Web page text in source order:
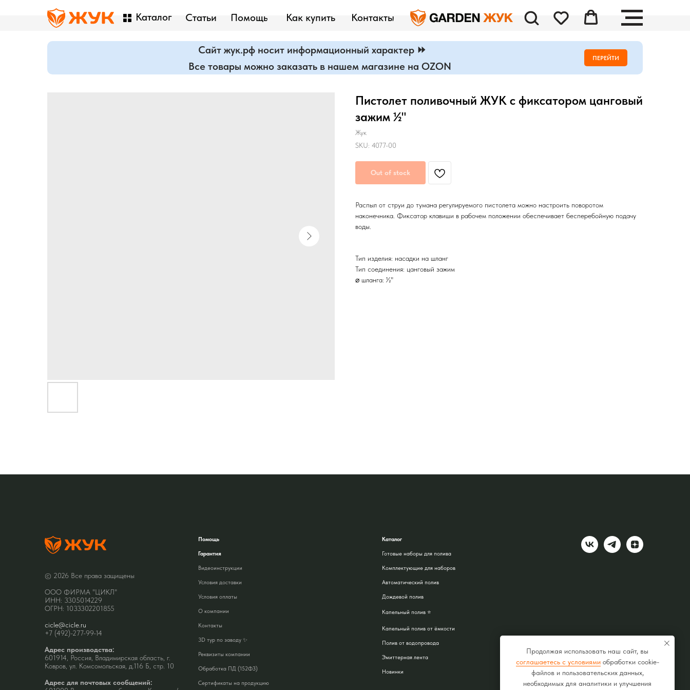
Помощь
Статьи Контакты
Каталог Как купить
Сайт жук.рф носит информационный характер ⏩
Все товары можно заказать в нашем магазине на OZON
ПЕРЕЙТИ
Пистолет поливочный ЖУК с фиксатором цанговый
зажим ½"
Жук
SKU: 4077-00
Out of stock
Распыл от струи до тумана регулируемого пистолета можно настроить поворотом
наконечника. Фиксатор клавиши в рабочем положении обеспечивает бесперебойную подачу
воды.
Тип изделия: насадки на шланг
Тип соединения: цанговый зажим
⌀ шланга: ½"
© 2026 Все права защищены
ООО ФИРМА "ЦИКЛ"
ИНН: 3305014229
ОГРН: 1033302201855
cicle@cicle.ru
+7 (492)-277-99-14
Адрес производства:
601914, Россия, Владимирская область, г.
Ковров, ул. Комсомольская, д.116 Б, стр. 10
Адрес для почтовых сообщений:
Помощь
Гарантия
Видеоинструкции
Условия доставки
Условия оплаты
О компании
Контакты
3D тур по заводу ✨
Реквизиты компании
Обработка ПД (152ФЗ)
Сертификаты на продукцию
Каталог
Готовые наборы для полива
Комплектующие для наборов
Автоматический полив
Дождевой полив
Капельный полив ⭐
Капельный полив от ёмкости
Полив от водопровода
Эмиттерная лента
Новинки
Продолжая использовать наш сайт, вы
соглашаетесь с условиямиобработки cookie-
файлов и пользовательских данных,
необходимых для аналитики и улучшения